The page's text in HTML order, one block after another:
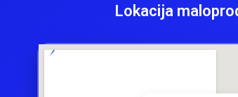
Lokacija